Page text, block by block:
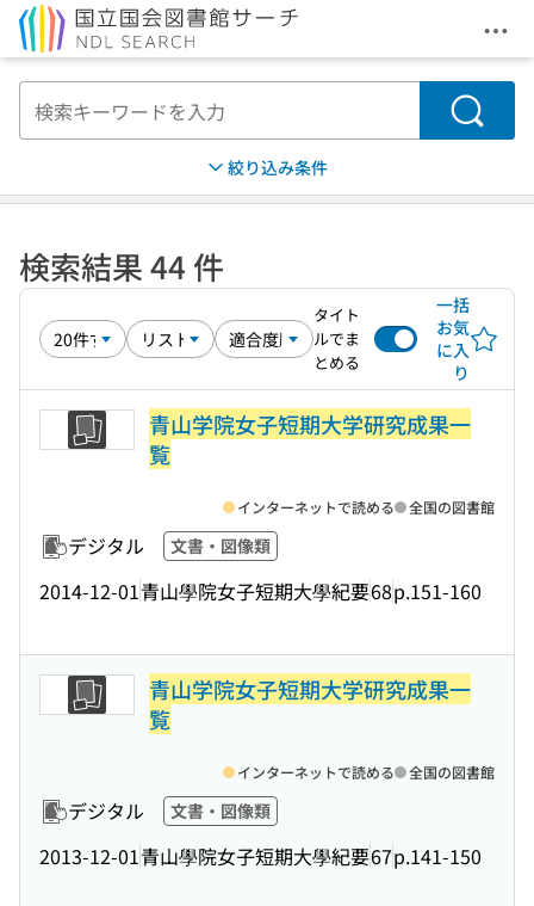
メ
検索
絞り込み条件
検索結果 44 件
タイト
ルでま
とめる
一括
お気
に入
り
青山学院女子短期大学研究成果一
覧
デジタル 文書・図像類
2014-12-01青山學院女子短期大學紀要68p.151-160
インターネットで読める 全国の図書館
青山学院女子短期大学研究成果一
覧
デジタル 文書・図像類
2013-12-01青山學院女子短期大學紀要67p.141-150
インターネットで読める 全国の図書館